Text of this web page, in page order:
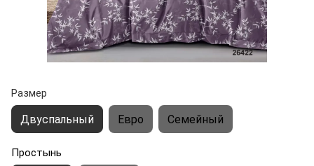
Размер
Двуспальный Евро Семейный
Простынь